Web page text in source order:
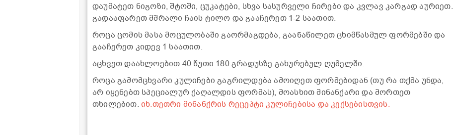
დაუმატეთ ნიგოზი, შტოში, ცუკატები, სხვა სასურველი ჩირები და კვლავ კარგად აურიეთ.
გადააფარეთ მშრალი ჩაის ტილო და გააჩერეთ 1-2 საათით.
როცა ცომის მასა მოცულობაში გაორმაგდება, გაანაწილეთ ცხიმწასმულ ფორმებში და
გააჩერეთ კიდევ 1 საათით.
აცხვეთ დაახლოებით 40 წუთი 180 გრადუსზე გახურებულ ღუმელში.
როცა გამომცხვარი კულიჩები გაგრილდება ამოიღეთ ფორმებიდან (თუ რა თქმა უნდა,
არ იყენებთ სპეციალურ ქაღალდის ფორმას), მოასხით მინანქარი და მორთეთ
თხილებით. იხ.თეთრი მინანქრის რეცეპტი კულიჩებისა და კექსებისთვის.